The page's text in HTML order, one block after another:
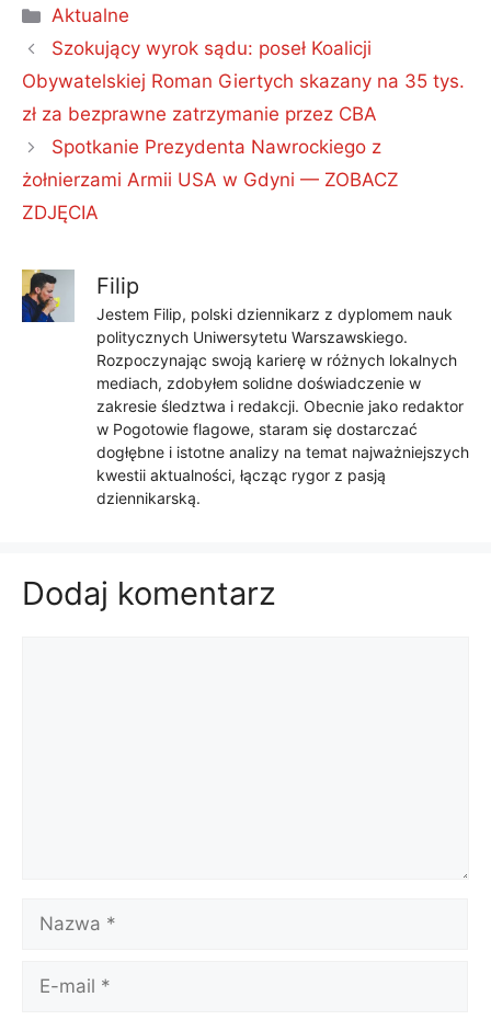
Kategorie
Aktualne
Szokujący wyrok sądu: poseł Koalicji
Obywatelskiej Roman Giertych skazany na 35 tys.
zł za bezprawne zatrzymanie przez CBA
Spotkanie Prezydenta Nawrockiego z
żołnierzami Armii USA w Gdyni — ZOBACZ
ZDJĘCIA
Filip
Jestem Filip, polski dziennikarz z dyplomem nauk
politycznych Uniwersytetu Warszawskiego.
Rozpoczynając swoją karierę w różnych lokalnych
mediach, zdobyłem solidne doświadczenie w
zakresie śledztwa i redakcji. Obecnie jako redaktor
w Pogotowie flagowe, staram się dostarczać
dogłębne i istotne analizy na temat najważniejszych
kwestii aktualności, łącząc rygor z pasją
dziennikarską.
Dodaj komentarz
Nazwa